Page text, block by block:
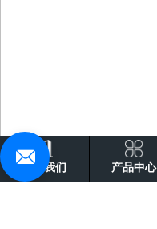
关于我们 产品中心